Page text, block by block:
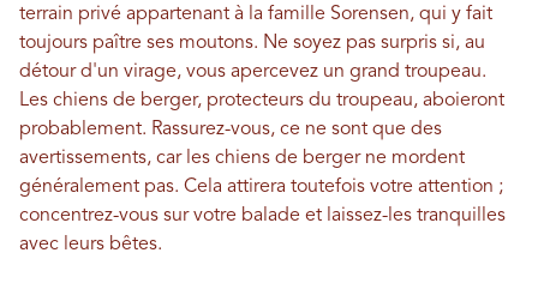
terrain privé appartenant à la famille Sorensen, qui y fait
toujours paître ses moutons. Ne soyez pas surpris si, au
détour d'un virage, vous apercevez un grand troupeau.
Les chiens de berger, protecteurs du troupeau, aboieront
probablement. Rassurez-vous, ce ne sont que des
avertissements, car les chiens de berger ne mordent
généralement pas. Cela attirera toutefois votre attention ;
concentrez-vous sur votre balade et laissez-les tranquilles
avec leurs bêtes.